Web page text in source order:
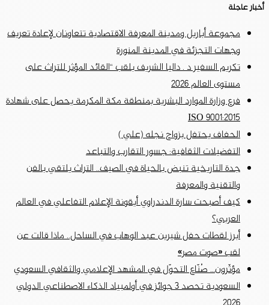
أخبار عاجلة
مجموعة أباريل ومدينة المعرفة الاقتصادية تتعاونان لإعادة تعريف
وجهات التجزئة في المدينة المنورة
تكريم السفير د . داليا الشريف بلقب “القائد المؤثر للتراث على
مستوى العالم 2026
فرع وزارة الموارد البشرية بمنطقة مكة المكرمة يحصل على شهادة
ISO 9001:2015
الحفاف يحتفل بزواج نجله (علي )
التفضيلات الثقافية: جسور التقارب والتباعد
جدة التاريخية تنبض بالحياة في الصيف.. التراث يلتقي بالفن
والتقنية والمعرفة
كيف أصبحت سارة الدندراوي أيقونة الإعلام التفاعلي في العالم
العربي؟
أبرز لقطات حفل شيرين عبد الوهاب في الساحل.. ماذا قالت عن
لقب «صوت مصر»
مؤثّرون… صُنّاع التحوّل في المشهد الإعلامي والثقافي السعودي
السعودية تحصد 3 جوائز في أولمبياد الذكاء الاصطناعي الدولي